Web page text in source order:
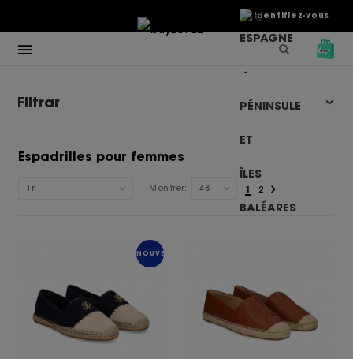
Identifiez-vous
€
Espadrilles pour femmes
Tri Montrer: 48 1 2
NOUVEAU
Filtrar